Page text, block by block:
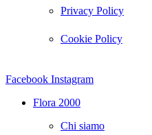
Privacy Policy
Cookie Policy
Facebook Instagram
Flora 2000
Chi siamo